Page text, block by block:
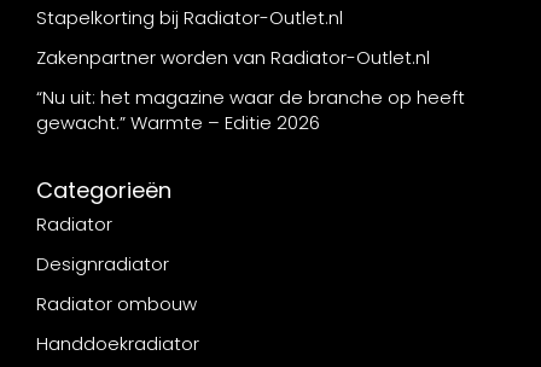
Stapelkorting bij Radiator-Outlet.nl
Zakenpartner worden van Radiator-Outlet.nl
“Nu uit: het magazine waar de branche op heeft
gewacht.” Warmte – Editie 2026
Categorieën
Radiator
Designradiator
Radiator ombouw
Handdoekradiator